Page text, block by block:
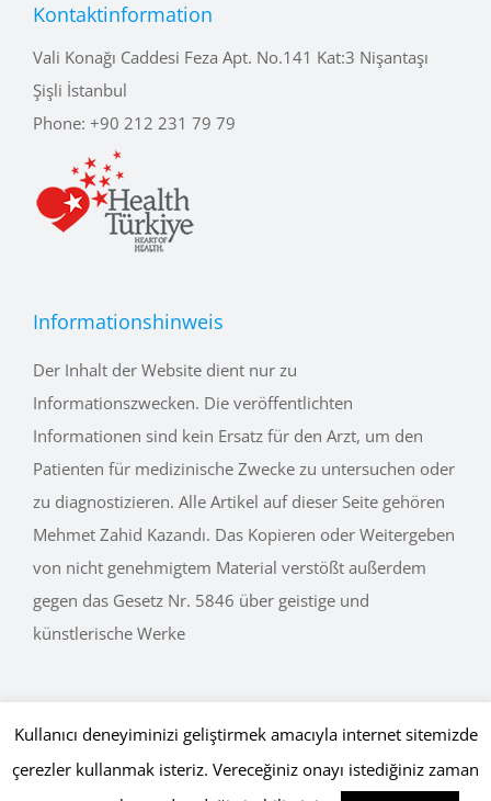
Kontaktinformation
Vali Konağı Caddesi Feza Apt. No.141 Kat:3 Nişantaşı
Şişli İstanbul
Phone: +90 212 231 79 79
Informationshinweis
Der Inhalt der Website dient nur zu
Informationszwecken. Die veröffentlichten
Informationen sind kein Ersatz für den Arzt, um den
Patienten für medizinische Zwecke zu untersuchen oder
zu diagnostizieren. Alle Artikel auf dieser Seite gehören
Mehmet Zahid Kazandı. Das Kopieren oder Weitergeben
von nicht genehmigtem Material verstößt außerdem
gegen das Gesetz Nr. 5846 über geistige und
künstlerische Werke
Copyright © 2015 - 2026 mehmetkazandi.com • Tüm Hakları Saklıdır.
Kullanıcı deneyiminizi geliştirmek amacıyla internet sitemizde
çerezler kullanmak isteriz. Vereceğiniz onayı istediğiniz zaman